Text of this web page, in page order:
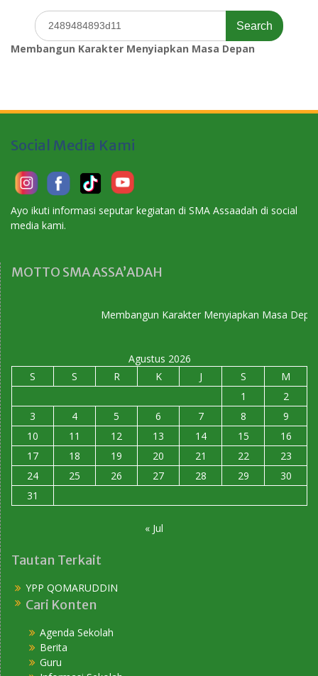
Search
for:
Membangun Karakter Menyiapkan Masa Depan
Social Media Kami
Ayo ikuti informasi seputar kegiatan di SMA Assaadah di social
media kami.
MOTTO SMA ASSA’ADAH
Membangun Karakter Menyiapkan Masa Depan
Agustus 2026
S
S R K J S
M
1
2
3
4 5 6 7 8
9
10
11 12 13 14 15
16
17
18 19 20 21 22
23
24
25 26 27 28 29
30
31
« Jul
Tautan Terkait
YPP QOMARUDDIN
Cari Konten
Agenda Sekolah
Berita
Guru